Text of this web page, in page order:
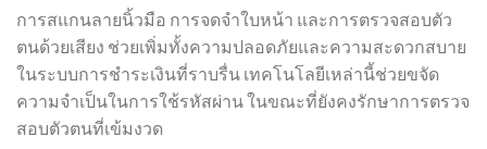
การสแกนลายนิ้วมือ การจดจำใบหน้า และการตรวจสอบตัว
ตนด้วยเสียง ช่วยเพิ่มทั้งความปลอดภัยและความสะดวกสบาย
ในระบบการชำระเงินที่ราบรื่น เทคโนโลยีเหล่านี้ช่วยขจัด
ความจำเป็นในการใช้รหัสผ่าน ในขณะที่ยังคงรักษาการตรวจ
สอบตัวตนที่เข้มงวด